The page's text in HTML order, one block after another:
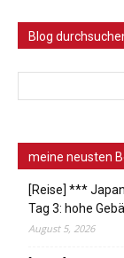
Blog
meine neusten
[Reise] ***
Tag 3: hohe
August 5, 2026